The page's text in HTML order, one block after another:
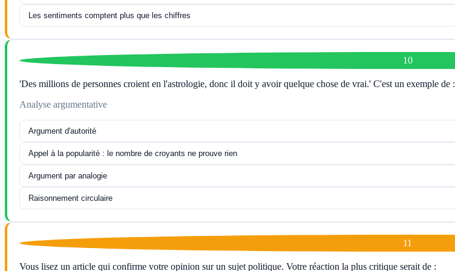
Les sentiments comptent plus que les chiffres
10
'Des millions de personnes croient en l'astrologie, donc il doit y avoir quelque chose de vrai.' C'est un exemple de :
Analyse argumentative
Argument d'autorité
Appel à la popularité : le nombre de croyants ne prouve rien
Argument par analogie
Raisonnement circulaire
11
Vous lisez un article qui confirme votre opinion sur un sujet politique. Votre réaction la plus critique serait de :